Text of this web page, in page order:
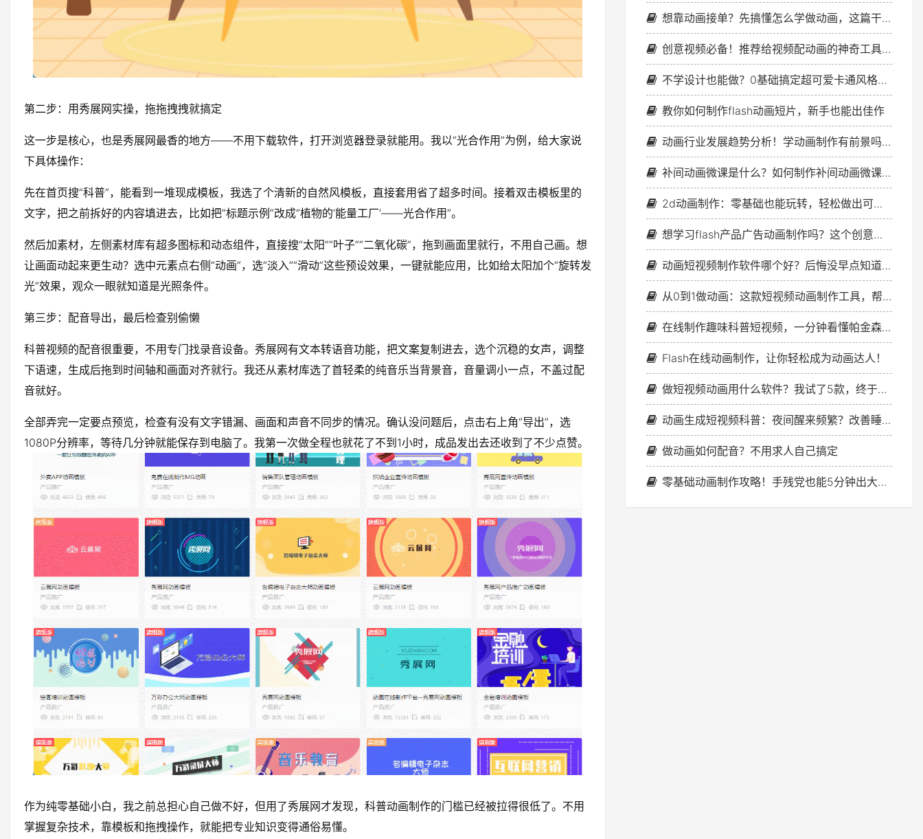
第二步：用秀展网实操，拖拖拽拽就搞定
这一步是核心，也是秀展网最香的地方——不用下载软件，打开浏览器登录就能用。我以“光合作用”为例，给大家说
下具体操作：
先在首页搜“科普”，能看到一堆现成模板，我选了个清新的自然风模板，直接套用省了超多时间。接着双击模板里的
文字，把之前拆好的内容填进去，比如把“标题示例”改成“植物的‘能量工厂’——光合作用”。
然后加素材，左侧素材库有超多图标和动态组件，直接搜“太阳”“叶子”“二氧化碳”，拖到画面里就行，不用自己画。想
让画面动起来更生动？选中元素点右侧“动画”，选“淡入”“滑动”这些预设效果，一键就能应用，比如给太阳加个“旋转发
光”效果，观众一眼就知道是光照条件。
第三步：配音导出，最后检查别偷懒
科普视频的配音很重要，不用专门找录音设备。秀展网有文本转语音功能，把文案复制进去，选个沉稳的女声，调整
下语速，生成后拖到时间轴和画面对齐就行。我还从素材库选了首轻柔的纯音乐当背景音，音量调小一点，不盖过配
音就好。
全部弄完一定要点预览，检查有没有文字错漏、画面和声音不同步的情况。确认没问题后，点击右上角“导出”，选
1080P分辨率，等待几分钟就能保存到电脑了。我第一次做全程也就花了不到1小时，成品发出去还收到了不少点赞。
作为纯零基础小白，我之前总担心自己做不好，但用了秀展网才发现，科普动画制作的门槛已经被拉得很低了。不用
掌握复杂技术，靠模板和拖拽操作，就能把专业知识变得通俗易懂。
想靠动画接单？先搞懂怎么学做动画，这篇干货藏不住了
创意视频必备！推荐给视频配动画的神奇工具！
不学设计也能做？0基础搞定超可爱卡通风格动画，新手必看！
教你如何制作flash动画短片，新手也能出佳作
动画行业发展趋势分析！学动画制作有前景吗？一文带你全面了解未来出路
补间动画微课是什么？如何制作补间动画微课？
2d动画制作：零基础也能玩转，轻松做出可爱动画！
想学习flash产品广告动画制作吗？这个创意满满的方法分享！
动画短视频制作软件哪个好？后悔没早点知道这个！
从0到1做动画：这款短视频动画制作工具，帮你实现内容变现
在线制作趣味科普短视频，一分钟看懂帕金森定律！
Flash在线动画制作，让你轻松成为动画达人！
做短视频动画用什么软件？我试了5款，终于找到宝藏神器！
动画生成短视频科普：夜间醒来频繁？改善睡眠从现在开始
做动画如何配音？不用求人自己搞定
零基础动画制作攻略！手残党也能5分钟出大片，亲测这个神器绝了！